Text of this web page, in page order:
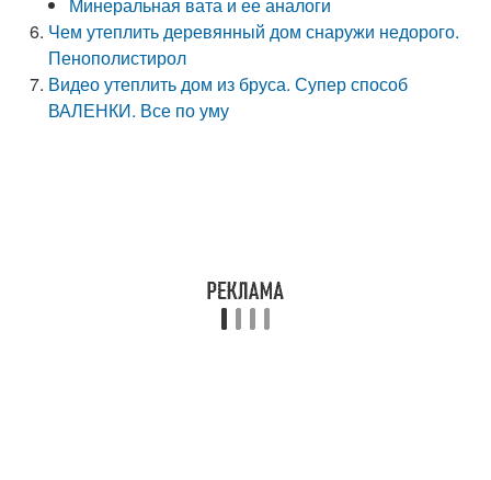
Чем утеплить деревянный дом снаружи недорого.
Пенополистирол
Видео утеплить дом из бруса. Супер способ
ВАЛЕНКИ. Все по уму